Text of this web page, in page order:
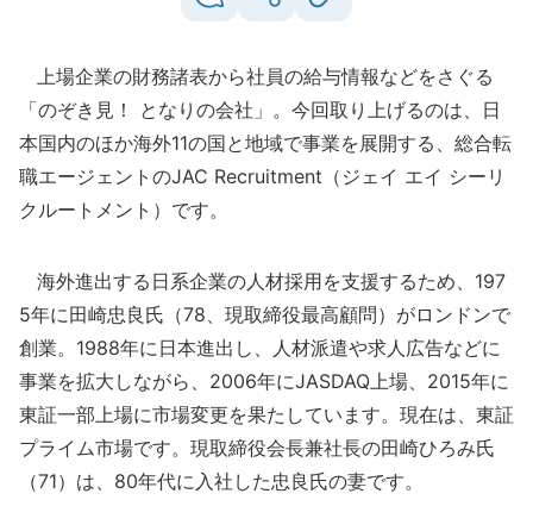
上場企業の財務諸表から社員の給与情報などをさぐる
「のぞき見！ となりの会社」。今回取り上げるのは、日
本国内のほか海外11の国と地域で事業を展開する、総合転
職エージェントのJAC Recruitment（ジェイ エイ シーリ
クルートメント）です。
海外進出する日系企業の人材採用を支援するため、197
5年に田崎忠良氏（78、現取締役最高顧問）がロンドンで
創業。1988年に日本進出し、人材派遣や求人広告などに
事業を拡大しながら、2006年にJASDAQ上場、2015年に
東証一部上場に市場変更を果たしています。現在は、東証
プライム市場です。現取締役会長兼社長の田崎ひろみ氏
（71）は、80年代に入社した忠良氏の妻です。